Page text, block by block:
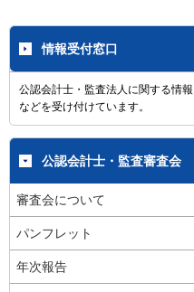
情報受付窓口
公認会計士・監査法人に関する情
などを受け付けています。
公認会計士・監査審査会
審査会について
パンフレット
年次報告